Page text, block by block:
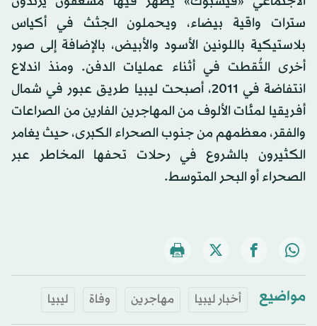
سترات واقية بيضاء، ويحملون الجثث في أكياس
بلاستيكية باللونين الأسود والأبيض، بالإضافة إلى صور
أخرى التُقطت في أثناء عمليات الدفن. ومنذ اندلاع
انتفاضة في 2011، أصبحت ليبيا طريق عبور في شمال
أفريقيا لمئات الألوف من المهاجرين الفارين من الصراعات
والفقر، معظمهم من جنوب الصحراء الكبرى، حيث يغامر
الكثيرون بالشروع في رحلات تحفها المخاطر عبر
الصحراء أو البحر المتوسط.
مواضيع أخبار ليبيا مهاجرين وفاة ليبيا